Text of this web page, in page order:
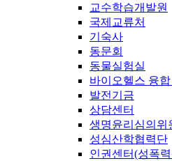
교수학습개발원
국제교류처
기숙사
동문회
동물실험실
바이오헬스 융
발전기금
상담센터
생명윤리심의위
성심산학협력단
인권센터(성폭